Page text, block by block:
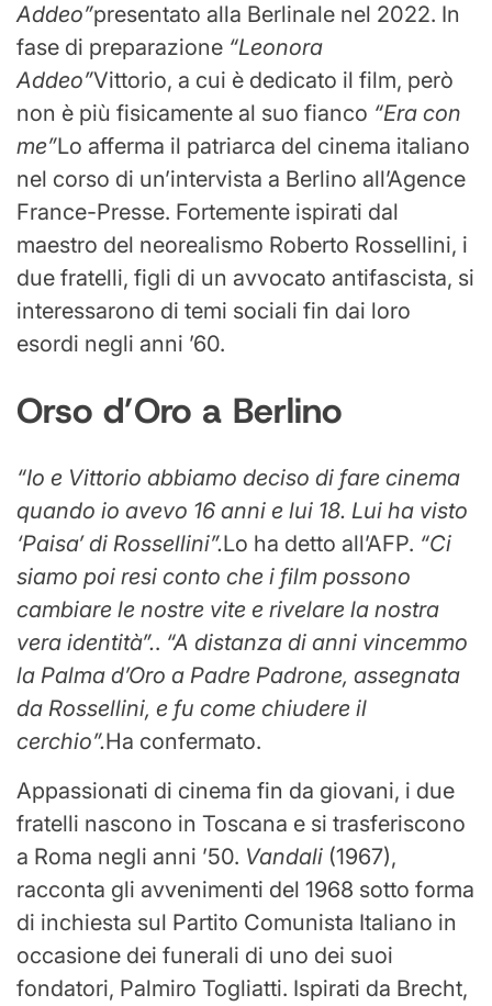
Addeo”presentato alla Berlinale nel 2022. In
fase di preparazione “Leonora
Addeo”Vittorio, a cui è dedicato il film, però
non è più fisicamente al suo fianco “Era con
me”Lo afferma il patriarca del cinema italiano
nel corso di un’intervista a Berlino all’Agence
France-Presse. Fortemente ispirati dal
maestro del neorealismo Roberto Rossellini, i
due fratelli, figli di un avvocato antifascista, si
interessarono di temi sociali fin dai loro
esordi negli anni ’60.
Orso d’Oro a Berlino
“Io e Vittorio abbiamo deciso di fare cinema
quando io avevo 16 anni e lui 18. Lui ha visto
‘Paisa’ di Rossellini”.Lo ha detto all’AFP. “Ci
siamo poi resi conto che i film possono
cambiare le nostre vite e rivelare la nostra
vera identità”.. “A distanza di anni vincemmo
la Palma d’Oro a Padre Padrone, assegnata
da Rossellini, e fu come chiudere il
cerchio”.Ha confermato.
Appassionati di cinema fin da giovani, i due
fratelli nascono in Toscana e si trasferiscono
a Roma negli anni ’50. Vandali (1967),
racconta gli avvenimenti del 1968 sotto forma
di inchiesta sul Partito Comunista Italiano in
occasione dei funerali di uno dei suoi
fondatori, Palmiro Togliatti. Ispirati da Brecht,